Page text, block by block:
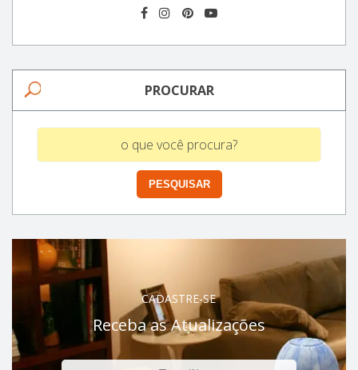
PROCURAR
CADASTRE-SE
Receba as Atualizações